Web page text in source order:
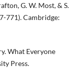
G. W. Most, & S.
771). Cambridge:
What Everyone
Press.